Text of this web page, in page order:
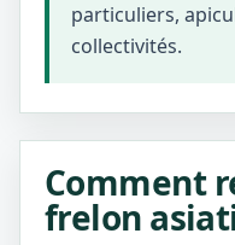
particuliers,
collectivités.
Comment
frelon